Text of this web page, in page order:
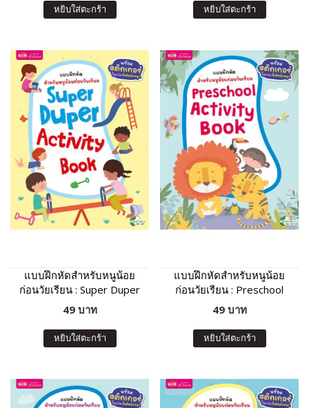
หยิบใส่ตะกร้า หยิบใส่ตะกร้า
แบบฝึกหัดสำหรับหนูน้อย
ก่อนวัยเรียน : Super Duper
Activity Book
49 บาท
หยิบใส่ตะกร้า
แบบฝึกหัดสำหรับหนูน้อย
ก่อนวัยเรียน : Preschool
Activity Book
49 บาท
หยิบใส่ตะกร้า